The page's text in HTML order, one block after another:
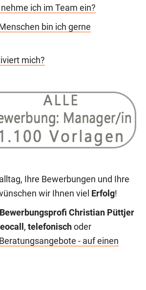
ich im Team ein?
bin ich gerne
mich?
Ihre Bewerbungen und Ihre
wir Ihnen viel Erfolg!
Bewerbungsprofi Christian Püttjer
, telefonisch oder
- auf einen